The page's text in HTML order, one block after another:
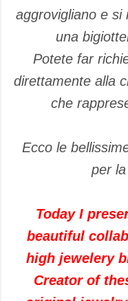
aggrovigliano e si
una
Potete far
direttamente alla
che
Ecco le
per
Today I
beautiful
high jewelery
Creator of